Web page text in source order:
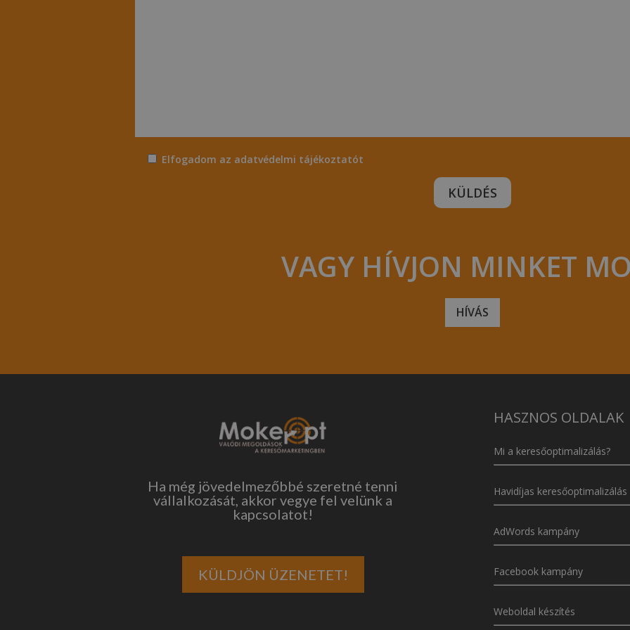
Elfogadom az adatvédelmi tájékoztatót
VAGY HÍVJON MINKET
HÍVÁS
Ha még jövedelmezőbbé szeretné tenni
vállalkozását, akkor vegye fel velünk a
kapcsolatot!
KÜLDJÖN ÜZENETET!
HASZNOS OLDALAK
Mi a keresőoptimalizálás?
Havidíjas keresőoptimalizálás
AdWords kampány
Facebook kampány
Weboldal készítés